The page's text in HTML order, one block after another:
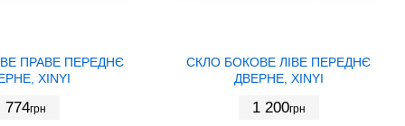
ПРАВЕ ПЕРЕДНЄ
XINYI
774грн
СКЛО БОКОВЕ ЛІВЕ ПЕРЕДНЄ
ДВЕРНЕ, XINYI
1 200грн